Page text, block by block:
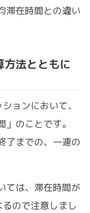
滞在時間との違い
法とともに
ョンにおいて、
のことです。
了までの、一連の
ては、滞在時間が
ので注意しまし